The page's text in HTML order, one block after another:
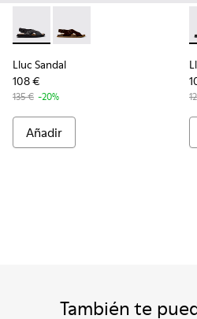
Lluc Sandal - K101093-004 -
Lluc Sandal - K101093-
Lluc Sandal
108 €
135 € -20%
Añadir
También te